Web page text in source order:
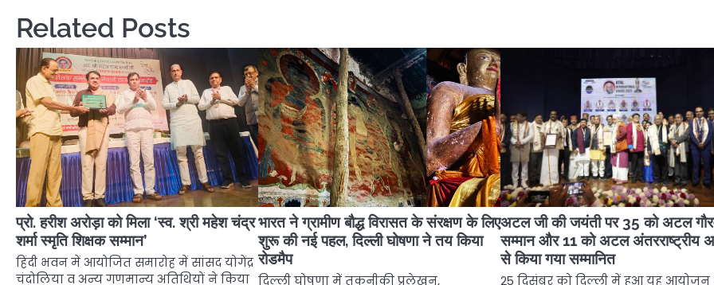
Related Posts
प्रो. हरीश अरोड़ा को मिला ‘स्व. श्री महेश चंद्र
शर्मा स्मृति शिक्षक सम्मान’
हिंदी भवन में आयोजित समारोह में सांसद योगेंद्र
चंदोलिया व अन्य गणमान्य अतिथियों ने किया
भारत ने ग्रामीण बौद्ध विरासत के संरक्षण के लिए
शुरू की नई पहल, दिल्ली घोषणा ने तय किया
रोडमैप
दिल्ली घोषणा में तकनीकी प्रलेखन,
अटल जी की जयंती पर 35 को अटल
सम्मान और 11 को अटल अंतरराष्ट्रीय
से किया गया सम्मानित
25 दिसंबर को दिल्ली में हुआ यह